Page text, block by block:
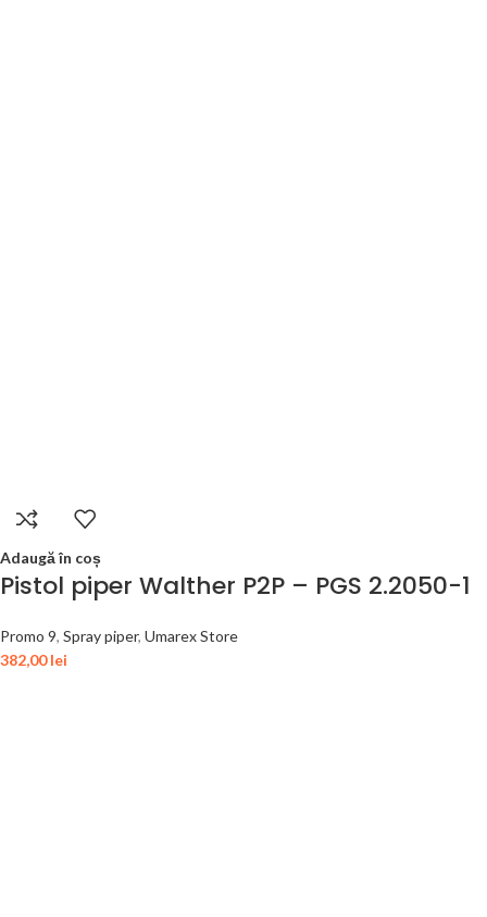
Adaugă în coș
Pistol piper Walther P2P – PGS 2.2050-1
Promo 9, Spray piper, Umarex Store
382,00lei